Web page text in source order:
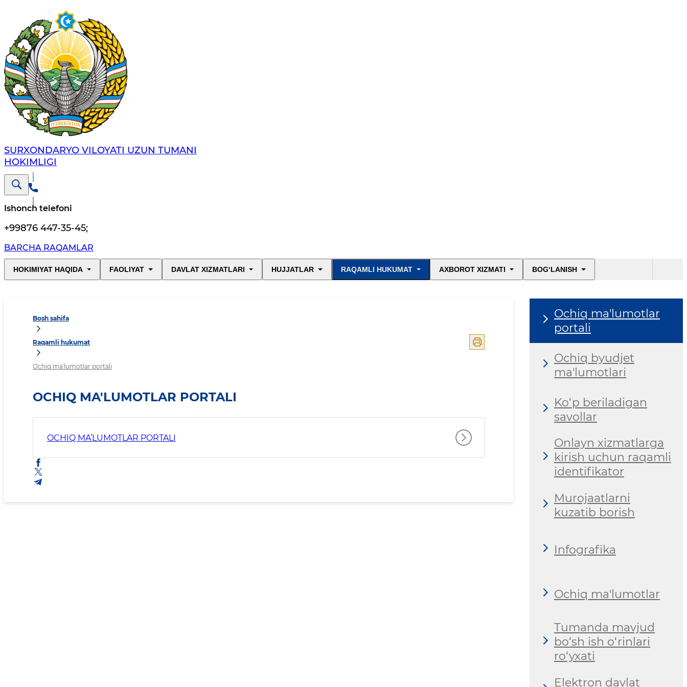
SURXONDARYO VILOYATI UZUN TUMANI
HOKIMLIGI
Ishonch telefoni
+99876 447-35-45;
BARCHA RAQAMLAR
HOKIMIYAT HAQIDA FAOLIYAT DAVLAT XIZMATLARI HUJJATLAR RAQAMLI HUKUMAT AXBOROT XIZMATI BOG‘LANISH
Bosh sahifa
Raqamli hukumat
Ochiq ma'lumotlar portali
OCHIQ MA'LUMOTLAR PORTALI
OCHIQ MA’LUMOTLAR PORTALI
Ochiq ma'lumotlar
portali
Ochiq byudjet
ma'lumotlari
Ko‘p beriladigan
savollar
Onlayn xizmatlarga
kirish uchun raqamli
identifikator
Murojaatlarni
kuzatib borish
Infografika
Ochiq ma'lumotlar
Tumanda mavjud
bo‘sh ish o‘rinlari
ro‘yxati
Elektron davlat